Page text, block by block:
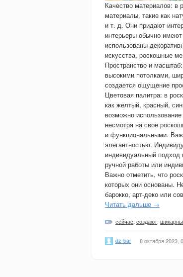
Качество материалов: в
материалы, такие как
и т. д. Они придают
интерьеры обычно
использованы
искусства, роскошные
Пространство и
высокими потолками,
создается ощущение
Цветовая палитра: в
как желтый, красный,
возможно
несмотря на свое
и функциональными.
элегантностью.
индивидуальный
ручной работы или
Важно отметить, что
которых они основаны.
барокко, арт-деко или
Читать дальше →
сейчас создают
dz-bar 8 октября 2023,